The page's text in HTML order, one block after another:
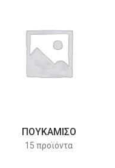
ΠΟΥΚΑΜΙΣΟ
15 προϊόντα